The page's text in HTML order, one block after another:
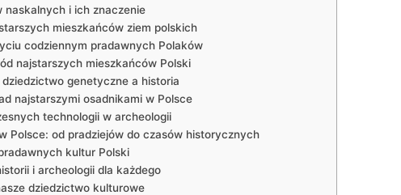
i ich znaczenie
mieszkańców ziem polskich
codziennym pradawnych Polaków
najstarszych mieszkańców Polski
genetyczne a historia
najstarszymi osadnikami w Polsce
technologii w archeologii
Polsce: od pradziejów do czasów historycznych
kultur Polski
i archeologii dla każdego
dziedzictwo kulturowe